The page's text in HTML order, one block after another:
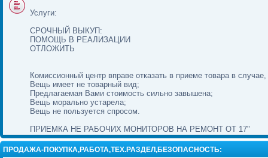
Услуги:
СРОЧНЫЙ ВЫКУП:
ПОМОЩЬ В РЕАЛИЗАЦИИ
ОТЛОЖИТЬ
Комиссионный центр вправе отказать в приеме товара в
Вещь имеет не товарный вид;
Предлагаемая Вами стоимость сильно завышена;
Вещь морально устарела;
Вещь не пользуется спросом.
ПРИЕМКА НЕ РАБОЧИХ МОНИТОРОВ НА РЕМОНТ ОТ 17"
ПРОДАЖА-ПОКУПКА,РАБОТА,ТЕХ.РАЗДЕЛ,БЕЗОПАСНОСТЬ: